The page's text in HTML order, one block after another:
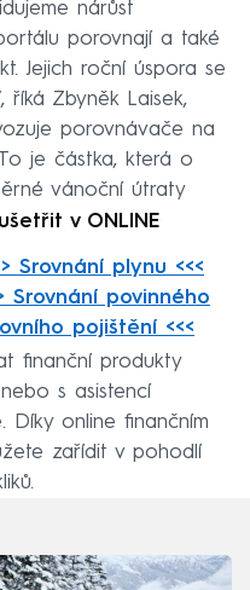
nárůst
porovnají a také
Jejich roční úspora se
říká Zbyněk Laisek,
porovnávače na
je částka, která o
vánoční útraty
v ONLINE
Srovnání plynu <<<
Srovnání povinného
pojištění <<<
finanční produkty
s asistencí
Díky online finančním
zařídit v pohodlí